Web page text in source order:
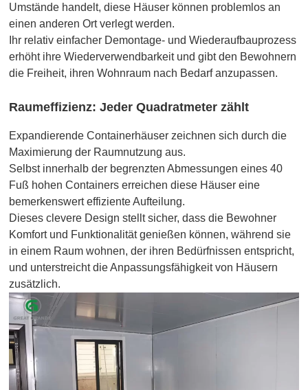
Umstände handelt, diese Häuser können problemlos an
einen anderen Ort verlegt werden.
Ihr relativ einfacher Demontage- und Wiederaufbauprozess
erhöht ihre Wiederverwendbarkeit und gibt den Bewohnern
die Freiheit, ihren Wohnraum nach Bedarf anzupassen.
Raumeffizienz: Jeder Quadratmeter zählt
Expandierende Containerhäuser zeichnen sich durch die
Maximierung der Raumnutzung aus.
Selbst innerhalb der begrenzten Abmessungen eines 40
Fuß hohen Containers erreichen diese Häuser eine
bemerkenswert effiziente Aufteilung.
Dieses clevere Design stellt sicher, dass die Bewohner
Komfort und Funktionalität genießen können, während sie
in einem Raum wohnen, der ihren Bedürfnissen entspricht,
und unterstreicht die Anpassungsfähigkeit von Häusern
zusätzlich.